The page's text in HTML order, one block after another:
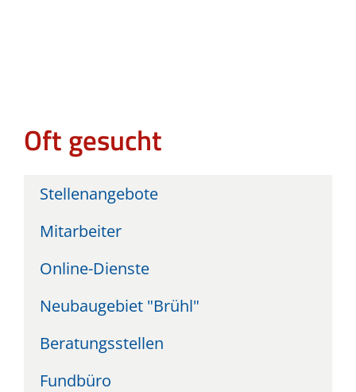
Oft gesucht
Stellenangebote
Mitarbeiter
Online-Dienste
Neubaugebiet "Brühl"
Beratungsstellen
Fundbüro